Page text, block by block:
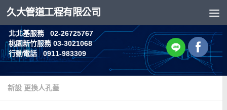
Skip to content
久大管道工程有限公司
北北基服務 02-26725767
桃園新竹服務 03-3021068
行動電話 0911-983309
新設 更換人孔蓋